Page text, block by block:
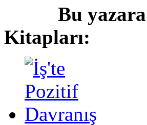
Bu
Kitapları: